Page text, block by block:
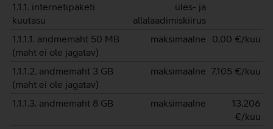
ja
kõnepaketid
1.1.1. internetipaketi
kuutasu
üles- ja
allalaadimiskiirus
1.1.1.1. andmemaht 50 MB
(maht ei ole jagatav)
maksimaalne 0,00 €/kuu
1.1.1.2. andmemaht 3 GB
(maht ei ole jagatav)
maksimaalne 7,105 €/kuu
1.1.1.3. andmemaht 8 GB maksimaalne
13,206
€/kuu